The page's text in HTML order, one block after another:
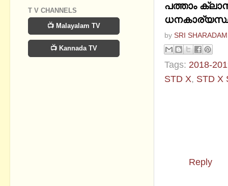
പത്താം
by SRI
Tags: 2018-
STD X, STD X
Reply
T V CHANNELS
📺 Malayalam TV
📺 Kannada TV